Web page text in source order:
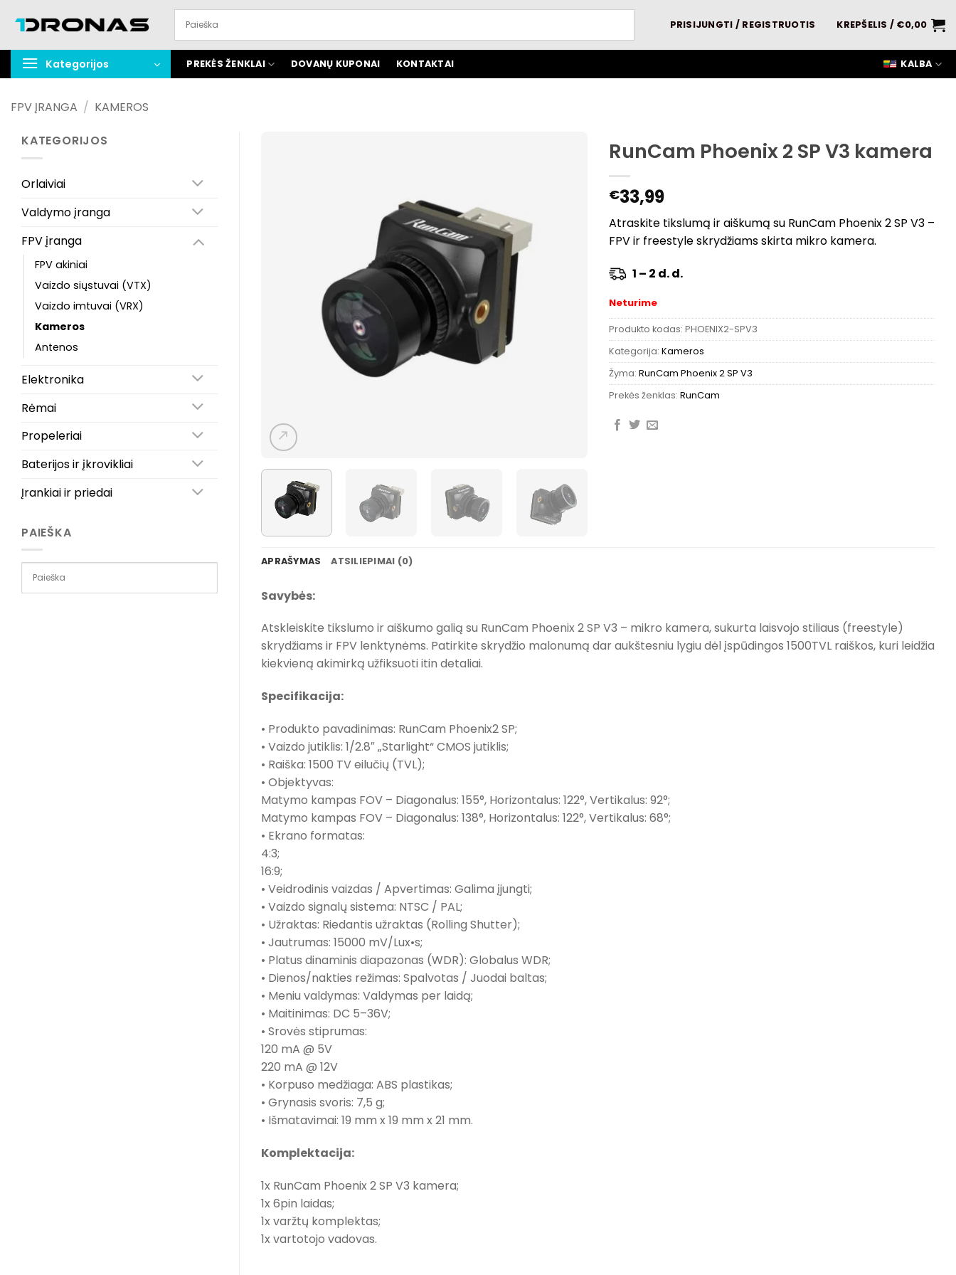
turinį
PRISIJUNGTI / REGISTRUOTIS KREPŠELIS / €0,00
Kategorijos PREKĖS ŽENKLAI DOVANŲ KUPONAI KONTAKTAI KALBA
FPV ĮRANGA / KAMEROS
KATEGORIJOS
Orlaiviai
Valdymo įranga
FPV įranga
FPV akiniai
Vaizdo siųstuvai (VTX)
Vaizdo imtuvai (VRX)
Kameros
Antenos
Elektronika
Rėmai
Propeleriai
Baterijos ir įkrovikliai
Įrankiai ir priedai
PAIEŠKA
RunCam Phoenix 2 SP V3 kamera
€33,99
Atraskite tikslumą ir aiškumą su RunCam Phoenix 2 SP V3 –
FPV ir freestyle skrydžiams skirta mikro kamera.
1 – 2 d. d.
Neturime
Produkto kodas: PHOENIX2-SPV3
Kategorija: Kameros
Žyma: RunCam Phoenix 2 SP V3
Prekės ženklas: RunCam
APRAŠYMAS ATSILIEPIMAI (0)
Savybės:
Atskleiskite tikslumo ir aiškumo galią su RunCam Phoenix 2 SP V3 – mikro kamera, sukurta laisvojo stiliaus (freestyle)
skrydžiams ir FPV lenktynėms. Patirkite skrydžio malonumą dar aukštesniu lygiu dėl įspūdingos 1500TVL raiškos, kuri leidžia
kiekvieną akimirką užfiksuoti itin detaliai.
Specifikacija:
• Produkto pavadinimas: RunCam Phoenix2 SP;
• Vaizdo jutiklis: 1/2.8″ „Starlight“ CMOS jutiklis;
• Raiška: 1500 TV eilučių (TVL);
• Objektyvas:
Matymo kampas FOV – Diagonalus: 155°, Horizontalus: 122°, Vertikalus: 92°;
Matymo kampas FOV – Diagonalus: 138°, Horizontalus: 122°, Vertikalus: 68°;
• Ekrano formatas:
4:3;
16:9;
• Veidrodinis vaizdas / Apvertimas: Galima įjungti;
• Vaizdo signalų sistema: NTSC / PAL;
• Užraktas: Riedantis užraktas (Rolling Shutter);
• Jautrumas: 15000 mV/Lux•s;
• Platus dinaminis diapazonas (WDR): Globalus WDR;
• Dienos/nakties režimas: Spalvotas / Juodai baltas;
• Meniu valdymas: Valdymas per laidą;
• Maitinimas: DC 5–36V;
• Srovės stiprumas:
120 mA @ 5V
220 mA @ 12V
• Korpuso medžiaga: ABS plastikas;
• Grynasis svoris: 7,5 g;
• Išmatavimai: 19 mm x 19 mm x 21 mm.
Komplektacija:
1x RunCam Phoenix 2 SP V3 kamera;
1x 6pin laidas;
1x varžtų komplektas;
1x vartotojo vadovas.